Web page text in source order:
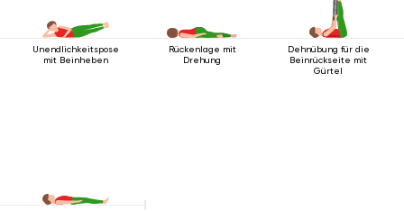
Unendlichkeitspose
mit Beinheben
Rückenlage mit
Drehung
Dehnübung für die
Beinrückseite mit
Gürtel